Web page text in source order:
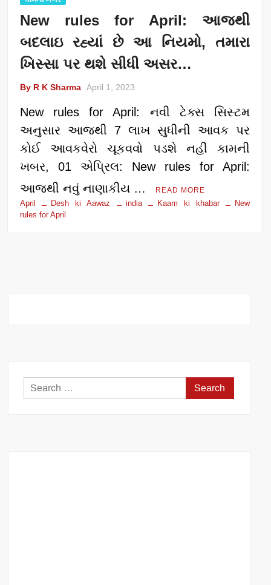
New rules for April: આજથી
બદલાઇ રહ્યાં છે આ નિયમો, તમારા
ખિસ્સા પર થશે સીધી અસર…
By R K Sharma April 1, 2023
New rules for April: નવી ટેક્સ સિસ્ટમ
અનુસાર આજથી 7 લાખ સુધીની આવક પર
કોઈ આવકવેરો ચૂકવવો પડશે નહીં કામની
ખબર, 01 એપ્રિલ: New rules for April:
આજથી નવું નાણાકીય …
READ MORE
April Desh ki Aawaz india Kaam ki khabar
New
rules for April
Search